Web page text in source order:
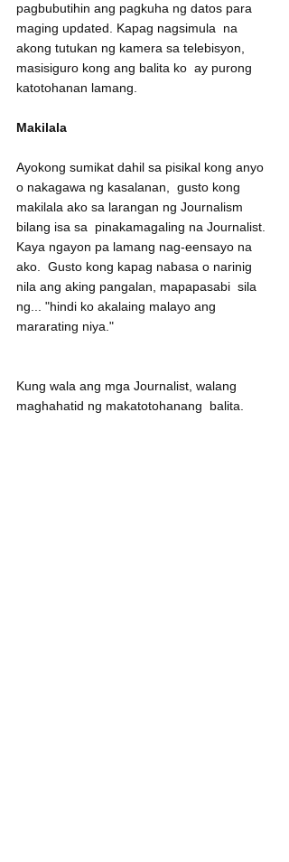
pagbubutihin ang pagkuha ng datos para
maging updated. Kapag nagsimula  na
akong tutukan ng kamera sa telebisyon,
masisiguro kong ang balita ko  ay purong
katotohanan lamang.
Makilala
Ayokong sumikat dahil sa pisikal kong anyo
o nakagawa ng kasalanan,  gusto kong
makilala ako sa larangan ng Journalism
bilang isa sa  pinakamagaling na Journalist.
Kaya ngayon pa lamang nag-eensayo na
ako.  Gusto kong kapag nabasa o narinig
nila ang aking pangalan, mapapasabi  sila
ng... "hindi ko akalaing malayo ang
mararating niya."
Kung wala ang mga Journalist, walang
maghahatid ng makatotohanang  balita.